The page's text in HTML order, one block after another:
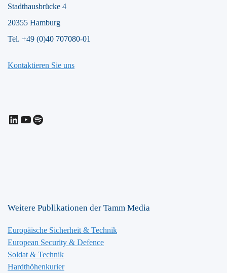
Stadthausbrücke 4
20355 Hamburg
Tel. +49 (0)40 707080-01
Kontaktieren Sie uns
LinkedIn
YouTube
Spotify
Weitere Publikationen der Tamm Media
Europäische Sicherheit & Technik
European Security & Defence
Soldat & Technik
Hardthöhenkurier